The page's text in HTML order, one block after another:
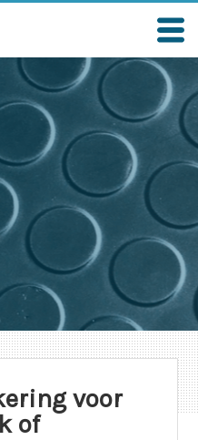
voor
of